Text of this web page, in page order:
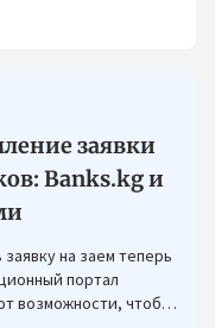
заявки
Banks.kg и
на заем теперь
портал
возможности, чтобы